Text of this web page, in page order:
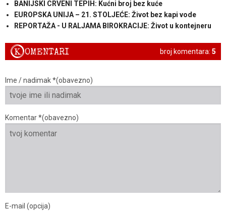
BANIJSKI CRVENI TEPIH: Kućni broj bez kuće
EUROPSKA UNIJA – 21. STOLJEĆE: Život bez kapi vode
REPORTAŽA - U RALJAMA BIROKRACIJE: Život u kontejneru
broj komentara: 5
KOMENTARI
Ime / nadimak *(obavezno)
Komentar *(obavezno)
E-mail (opcija)